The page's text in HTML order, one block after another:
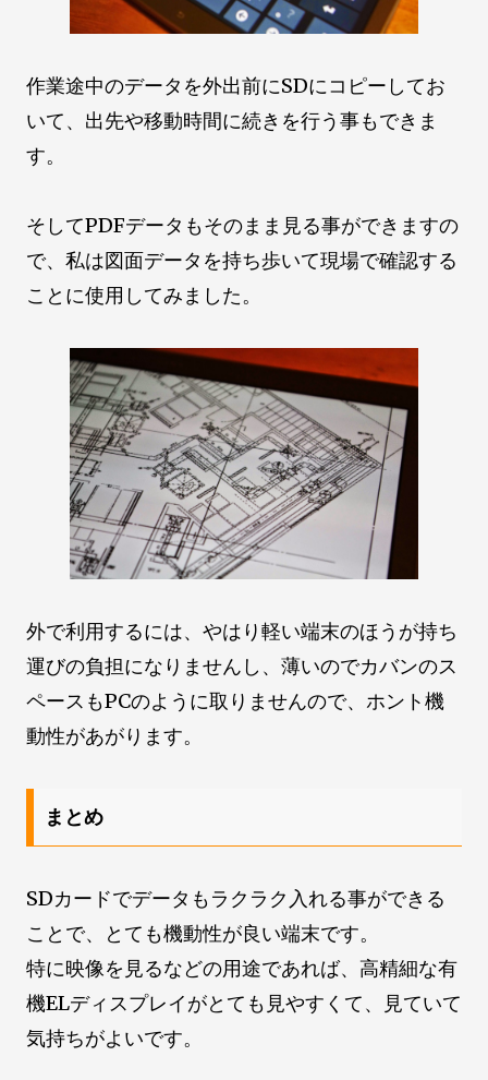
作業途中のデータを外出前にSDにコピーしてお
いて、出先や移動時間に続きを行う事もできま
す。
そしてPDFデータもそのまま見る事ができますの
で、私は図面データを持ち歩いて現場で確認する
ことに使用してみました。
外で利用するには、やはり軽い端末のほうが持ち
運びの負担になりませんし、薄いのでカバンのス
ペースもPCのように取りませんので、ホント機
動性があがります。
まとめ
SDカードでデータもラクラク入れる事ができる
ことで、とても機動性が良い端末です。
特に映像を見るなどの用途であれば、高精細な有
機ELディスプレイがとても見やすくて、見ていて
気持ちがよいです。